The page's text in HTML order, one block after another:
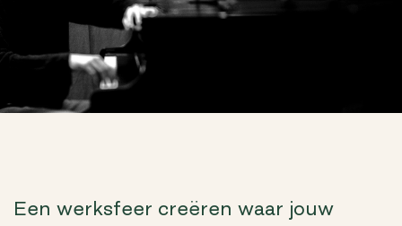
Een werksfeer creëren waar jouw